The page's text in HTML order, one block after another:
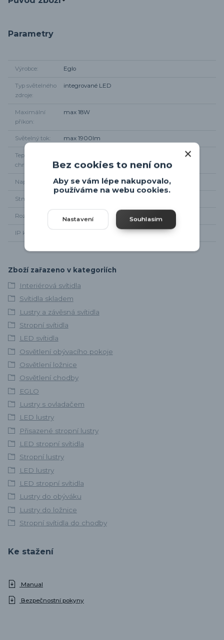
Parametry
Výrobce Eglo
Typ světelného
zdroje
integrované LED
Maximální
příkon
max 18W
Světelný tok max 1900lm
Teplota
chromatičnosti
Napájení 220 - 240V
Stmívání
Rozměr svítidla Průměr 30cm
IP krytí
Zboží zařazeno v kategoriích
Interiérová svítidla
Svítidla skladem
Lustry a závěsná svítidla
Stropní svítidla
LED svítidla
Osvětlení obývacího pokoje
Osvětlení ložnice
Osvětlení chodby
EGLO
Lustry s ovladačem
LED lustry
Přisazené stropní lustry
LED stropní svítidla
Stropní lustry
LED lustry
LED stropní svítidla
Lustry do obýváku
Lustry do ložnice
Stropní svítidla do chodby
Ke stažení
Manual
Bezpečnostní pokyny
Bez cookies to není ono
Aby se vám lépe nakupovalo,
používáme na webu cookies.
Nastavení Souhlasím